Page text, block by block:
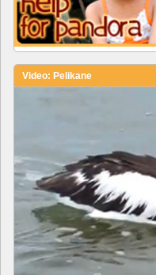
Video: Pelikane